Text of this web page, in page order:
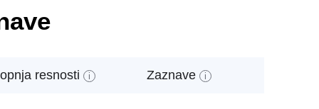
resnosti i Zaznave i